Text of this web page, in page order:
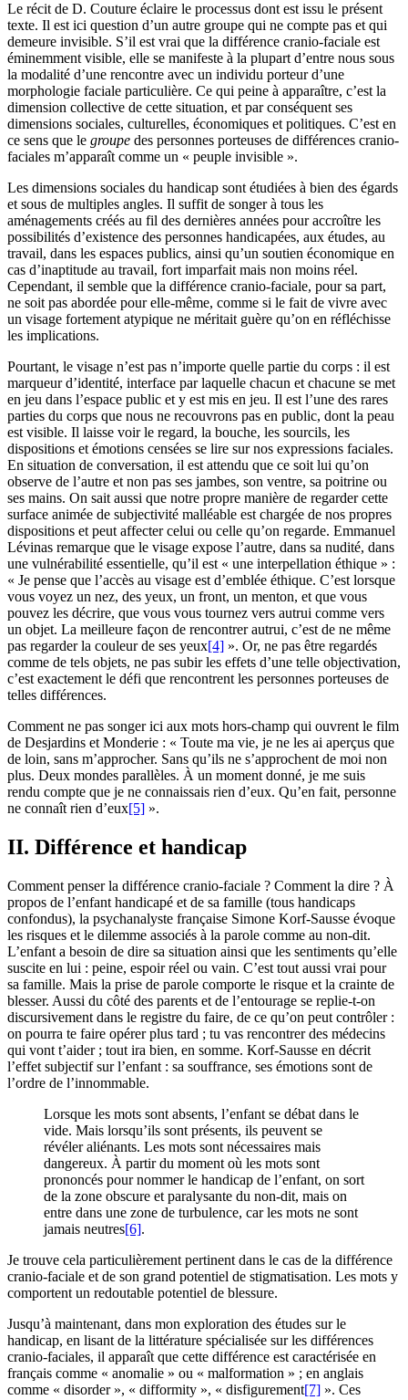
Le récit de D. Couture éclaire le processus dont est issu le présent
texte. Il est ici question d’un autre groupe qui ne compte pas et qui
demeure invisible. S’il est vrai que la différence cranio-faciale est
éminemment visible, elle se manifeste à la plupart d’entre nous sous
la modalité d’une rencontre avec un individu porteur d’une
morphologie faciale particulière. Ce qui peine à apparaître, c’est la
dimension collective de cette situation, et par conséquent ses
dimensions sociales, culturelles, économiques et politiques. C’est en
ce sens que le groupe des personnes porteuses de différences cranio-
faciales m’apparaît comme un « peuple invisible ».
Les dimensions sociales du handicap sont étudiées à bien des égards
et sous de multiples angles. Il suffit de songer à tous les
aménagements créés au fil des dernières années pour accroître les
possibilités d’existence des personnes handicapées, aux études, au
travail, dans les espaces publics, ainsi qu’un soutien économique en
cas d’inaptitude au travail, fort imparfait mais non moins réel.
Cependant, il semble que la différence cranio-faciale, pour sa part,
ne soit pas abordée pour elle-même, comme si le fait de vivre avec
un visage fortement atypique ne méritait guère qu’on en réfléchisse
les implications.
Pourtant, le visage n’est pas n’importe quelle partie du corps : il est
marqueur d’identité, interface par laquelle chacun et chacune se met
en jeu dans l’espace public et y est mis en jeu. Il est l’une des rares
parties du corps que nous ne recouvrons pas en public, dont la peau
est visible. Il laisse voir le regard, la bouche, les sourcils, les
dispositions et émotions censées se lire sur nos expressions faciales.
En situation de conversation, il est attendu que ce soit lui qu’on
observe de l’autre et non pas ses jambes, son ventre, sa poitrine ou
ses mains. On sait aussi que notre propre manière de regarder cette
surface animée de subjectivité malléable est chargée de nos propres
dispositions et peut affecter celui ou celle qu’on regarde. Emmanuel
Lévinas remarque que le visage expose l’autre, dans sa nudité, dans
une vulnérabilité essentielle, qu’il est « une interpellation éthique » :
« Je pense que l’accès au visage est d’emblée éthique. C’est lorsque
vous voyez un nez, des yeux, un front, un menton, et que vous
pouvez les décrire, que vous vous tournez vers autrui comme vers
un objet. La meilleure façon de rencontrer autrui, c’est de ne même
pas regarder la couleur de ses yeux[4] ». Or, ne pas être regardés
comme de tels objets, ne pas subir les effets d’une telle objectivation,
c’est exactement le défi que rencontrent les personnes porteuses de
telles différences.
Comment ne pas songer ici aux mots hors-champ qui ouvrent le film
de Desjardins et Monderie : « Toute ma vie, je ne les ai aperçus que
de loin, sans m’approcher. Sans qu’ils ne s’approchent de moi non
plus. Deux mondes parallèles. À un moment donné, je me suis
rendu compte que je ne connaissais rien d’eux. Qu’en fait, personne
ne connaît rien d’eux[5] ».
II. Différence et handicap
Comment penser la différence cranio-faciale ? Comment la dire ? À
propos de l’enfant handicapé et de sa famille (tous handicaps
confondus), la psychanalyste française Simone Korf-Sausse évoque
les risques et le dilemme associés à la parole comme au non-dit.
L’enfant a besoin de dire sa situation ainsi que les sentiments qu’elle
suscite en lui : peine, espoir réel ou vain. C’est tout aussi vrai pour
sa famille. Mais la prise de parole comporte le risque et la crainte de
blesser. Aussi du côté des parents et de l’entourage se replie-t-on
discursivement dans le registre du faire, de ce qu’on peut contrôler :
on pourra te faire opérer plus tard ; tu vas rencontrer des médecins
qui vont t’aider ; tout ira bien, en somme. Korf-Sausse en décrit
l’effet subjectif sur l’enfant : sa souffrance, ses émotions sont de
l’ordre de l’innommable.
Lorsque les mots sont absents, l’enfant se débat dans le
vide. Mais lorsqu’ils sont présents, ils peuvent se
révéler aliénants. Les mots sont nécessaires mais
dangereux. À partir du moment où les mots sont
prononcés pour nommer le handicap de l’enfant, on sort
de la zone obscure et paralysante du non-dit, mais on
entre dans une zone de turbulence, car les mots ne sont
jamais neutres[6].
Je trouve cela particulièrement pertinent dans le cas de la différence
cranio-faciale et de son grand potentiel de stigmatisation. Les mots y
comportent un redoutable potentiel de blessure.
Jusqu’à maintenant, dans mon exploration des études sur le
handicap, en lisant de la littérature spécialisée sur les différences
cranio-faciales, il apparaît que cette différence est caractérisée en
français comme « anomalie » ou « malformation » ; en anglais
comme « disorder », « difformity », « disfigurement[7] ». Ces